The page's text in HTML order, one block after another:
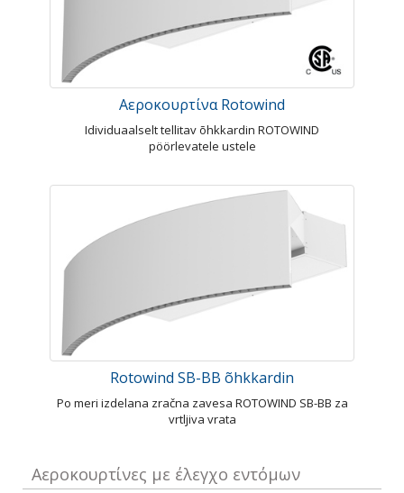
Αεροκουρτίνα Rotowind
Idividuaalselt tellitav õhkkardin ROTOWIND
pöörlevatele ustele
Rotowind SB-BB õhkkardin
Po meri izdelana zračna zavesa ROTOWIND SB-BB za
vrtljiva vrata
Αεροκουρτίνες με έλεγχο εντόμων